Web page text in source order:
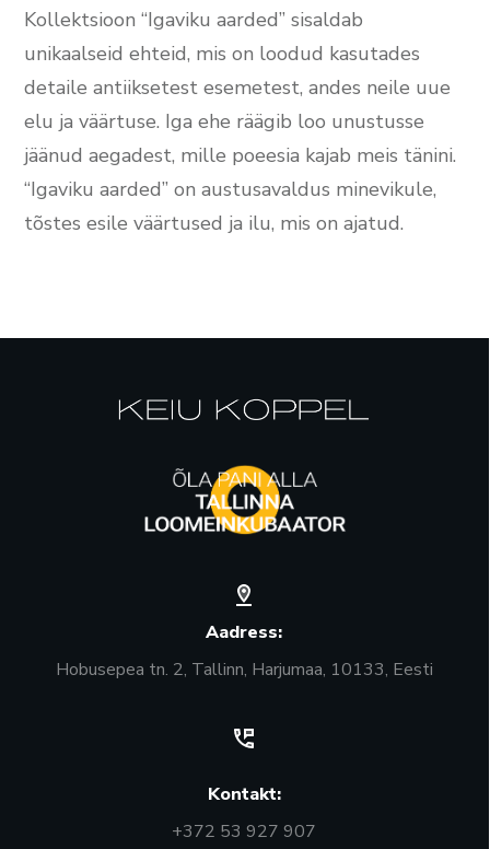
Kollektsioon “Igaviku aarded” sisaldab
unikaalseid ehteid, mis on loodud kasutades
detaile antiiksetest esemetest, andes neile uue
elu ja väärtuse. Iga ehe räägib loo unustusse
jäänud aegadest, mille poeesia kajab meis tänini.
“Igaviku aarded” on austusavaldus minevikule,
tõstes esile väärtused ja ilu, mis on ajatud.
Aadress:
Hobusepea tn. 2, Tallinn, Harjumaa, 10133, Eesti
Kontakt:
+372 53 927 907